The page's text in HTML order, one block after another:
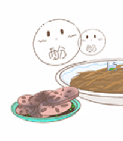
【食育】菜品颜值终结者——酶促褐变